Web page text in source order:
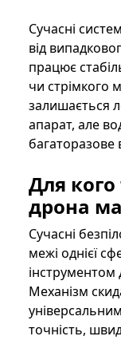
Сучасні
від
працює
чи стрімкого
залишається
апарат, але
багаторазове
Для
дрона
Сучасні
межі однієї
інструментом
Механізм
точність,